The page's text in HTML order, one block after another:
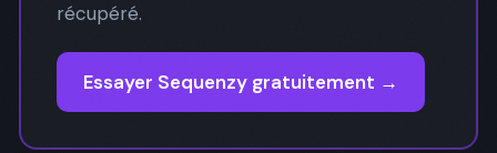
récupéré.
Essayer Sequenzy gratuitement →